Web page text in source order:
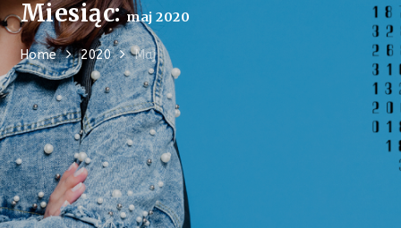
Miesiąc:maj 2020
Home 2020 Maj